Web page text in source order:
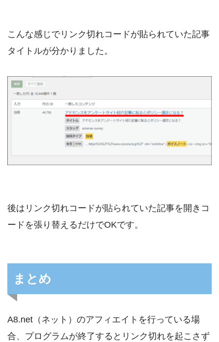
こんな感じでリンク切れコードが貼られていた記事
タイトルが分かりました。
後はリンク切れコードが貼られていた記事を開きコ
ードを張り替えるだけでOKです。
まとめ
A8.net（ネット）のアフィエイトを行っている場
合、プログラムが終了するとリンク切れを起こさず